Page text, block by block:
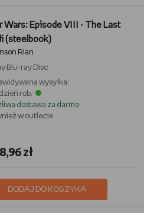
Wars: Episode VIII - The Last
(steelbook)
Rian
Blu-ray Disc
wysyłka:
rob.
dostawa za darmo
w outlecie
zł
DODAJ DO KOSZYKA